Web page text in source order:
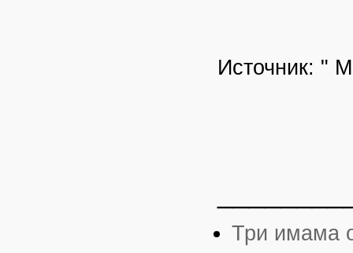
Источник: "
Три имама